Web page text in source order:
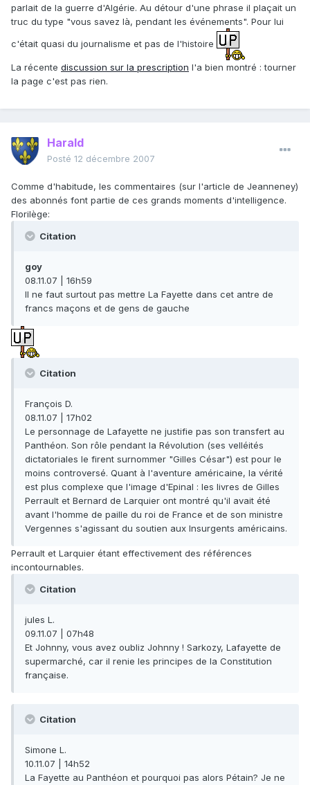
parlait de la guerre d'Algérie. Au détour d'une phrase il plaçait un
truc du type "vous savez là, pendant les événements". Pour lui
c'était quasi du journalisme et pas de l'histoire
La récente discussion sur la prescription l'a bien montré : tourner
la page c'est pas rien.
Harald
Posté 12 décembre 2007
Comme d'habitude, les commentaires (sur l'article de Jeanneney)
des abonnés font partie de ces grands moments d'intelligence.
Florilège:
Citation
goy
08.11.07 | 16h59
Il ne faut surtout pas mettre La Fayette dans cet antre de
francs maçons et de gens de gauche
Citation
François D.
08.11.07 | 17h02
Le personnage de Lafayette ne justifie pas son transfert au
Panthéon. Son rôle pendant la Révolution (ses velléités
dictatoriales le firent surnommer "Gilles César") est pour le
moins controversé. Quant à l'aventure américaine, la vérité
est plus complexe que l'image d'Epinal : les livres de Gilles
Perrault et Bernard de Larquier ont montré qu'il avait été
avant l'homme de paille du roi de France et de son ministre
Vergennes s'agissant du soutien aux Insurgents américains.
Perrault et Larquier étant effectivement des références
incontournables.
Citation
jules L.
09.11.07 | 07h48
Et Johnny, vous avez oubliz Johnny ! Sarkozy, Lafayette de
supermarché, car il renie les principes de la Constitution
française.
Citation
Simone L.
10.11.07 | 14h52
La Fayette au Panthéon et pourquoi pas alors Pétain? Je ne